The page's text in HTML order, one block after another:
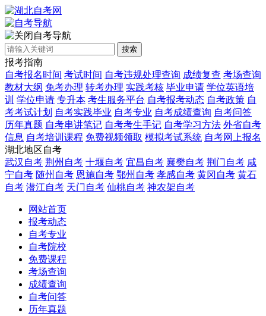
自考导航
搜索
报考指南
自考报名时间 考试时间 自考违规处理查询 成绩复查 考场查询
教材大纲 免考办理 转考办理 实践考核 毕业申请 学位英语培
训 学位申请 专升本 考生服务平台 自考报考动态 自考政策 自
考考试计划 自考实践毕业 自考专业 自考成绩查询 自考问答
历年真题 自考串讲笔记 自考考生手记 自考学习方法 外省自考
信息 自考培训课程 免费视频领取 模拟考试系统 自考网上报名
湖北地区自考
武汉自考 荆州自考 十堰自考 宜昌自考 襄樊自考 荆门自考 咸
宁自考 随州自考 恩施自考 鄂州自考 孝感自考 黄冈自考 黄石
自考 潜江自考 天门自考 仙桃自考 神农架自考
网站首页
报考动态
自考专业
自考院校
免费课程
考场查询
成绩查询
自考问答
历年真题